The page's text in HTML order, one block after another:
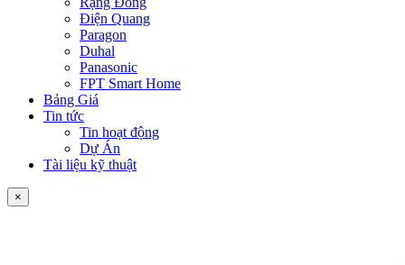
Điện Quang
Paragon
Duhal
Panasonic
FPT Smart Home
Bảng Giá
Tin tức
Tin hoạt động
Dự Án
Tài liệu kỹ thuật
×